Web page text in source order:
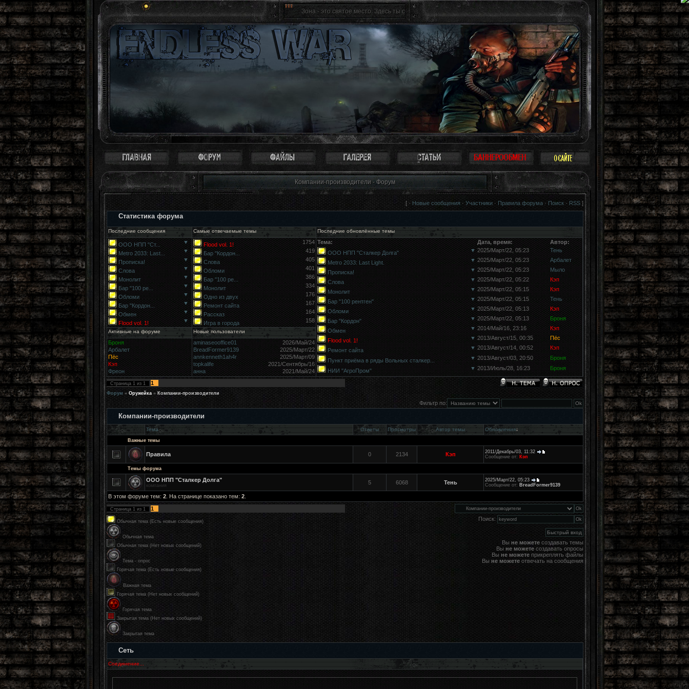
Зона - это святое место. Здесь ты сам себе хозяин, ты свободен как птица. Можно не воспринимать Зону всерьез, многие так и
Компании-производители - Форум
[ · Новые сообщения · Участники · Правила форума · Поиск · RSS ]
Статистика форума
Последние сообщения Самые отвечаемые темы Последние обновлённые темы
ООО НПП "Ст...
▼
Metro 2033: Last...
▼
Прописка!
▼
Слова
▼
Монолит
▼
Бар "100 ре...
▼
Обломи
▼
Бар "Кордон...
▼
Обмен
▼
Flood vol. 1!
▼
Flood vol. 1!
1754
Бар "Кордон...
419
Слова
405
Обломи
401
Бар "100 ре...
386
Монолит
334
Одно из двух
176
Ремонт сайта
167
Рассказ
164
Игра в города
158
Тема: Дата, время:
Автор:
ООО НПП "Сталкер Долга"
▼ 2025/Март/22, 05:23
Тень
Metro 2033: Last Light.
▼ 2025/Март/22, 05:23
Арбалет
Прописка!
▼ 2025/Март/22, 05:23
Мыло
Слова
▼ 2025/Март/22, 05:22
Кэп
Монолит
▼ 2025/Март/22, 05:15
Кэп
Бар "100 рентген"
▼ 2025/Март/22, 05:15
Тень
Обломи
▼ 2025/Март/22, 05:13
Кэп
Бар "Кордон"
▼ 2025/Март/22, 05:13
Броня
Обмен
▼ 2014/Май/16, 23:16
Кэп
Flood vol. 1!
▼ 2013/Август/15, 00:35
Пёс
Ремонт сайта
▼ 2013/Август/14, 00:52 Кэп
Пункт приёма в ряды Вольных сталкер... ▼ 2013/Август/03, 20:50 Броня
НИИ "АгроПром" ▼ 2013/Июль/28, 16:23 Броня
Активные на форуме Новые пользователи
Броня
Арбалет
Пёс
Кэп
Фреон
aminaseooffice01
2026/Май/24
BreadFormer9139
2025/Март/22
annkenneth1ah4r
2025/Март/09
topkalife
2021/Сентябрь/16
анна
2021/Май/24
Страница 1 из 1 1
Форум » Оружейка » Компании-производители
Фильтр по:
Компании-производители
Тема Ответы Просмотры Автор темы Обновления↓
Важные темы
Правила 0 2134 Кэп
2011/Декабрь/03, 11:32
Сообщение от: Кэп
Темы форума
ООО НПП "Сталкер Долга"
компания 5 6068 Тень
2025/Март/22, 05:23
Сообщение от: BreadFormer9139
В этом форуме тем: 2 . На странице показано тем: 2
Страница 1 из 1 1
Обычная тема (Есть новые сообщения)
Обычная тема
Обычная тема (Нет новых сообщений)
Тема - опрос
Горячая тема (Есть новые сообщения)
Важная тема
Горячая тема (Нет новых сообщений)
Горячая тема
Закрытая тема (Нет новых сообщений)
Закрытая тема
Поиск:
Вы не можете создавать темы
Вы не можете создавать опросы
Вы не можете прикреплять файлы
Вы не можете отвечать на сообщения
Сеть
Соединение...